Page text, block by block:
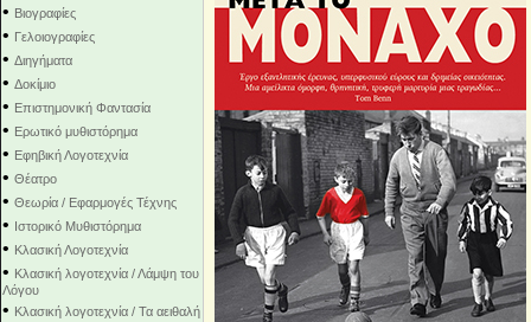
• Βιογραφίες
• Γελοιογραφίες
• Διηγήματα
• Δοκίμιο
• Επιστημονική Φαντασία
• Ερωτικό μυθιστόρημα
• Εφηβική Λογοτεχνία
• Θέατρο
• Θεωρία / Εφαρμογές Τέχνης
• Ιστορικό Μυθιστόρημα
• Κλασική Λογοτεχνία
• Κλασική λογοτεχνία / Λάμψη του
Λόγου
• Κλασική λογοτεχνία / Τα αειθαλή